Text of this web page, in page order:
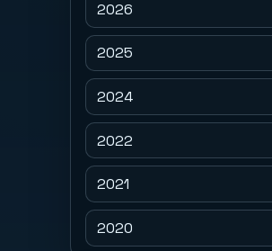
2026
2025
2024
2022
2021
2020